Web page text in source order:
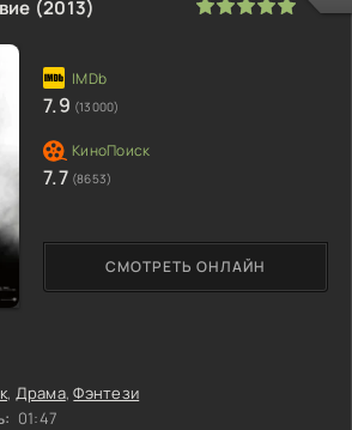
(2013)
, Драма,Фэнтези
01:47
СМОТРЕТЬ ОНЛАЙН
7.9 (13000)
7.7 (8653)